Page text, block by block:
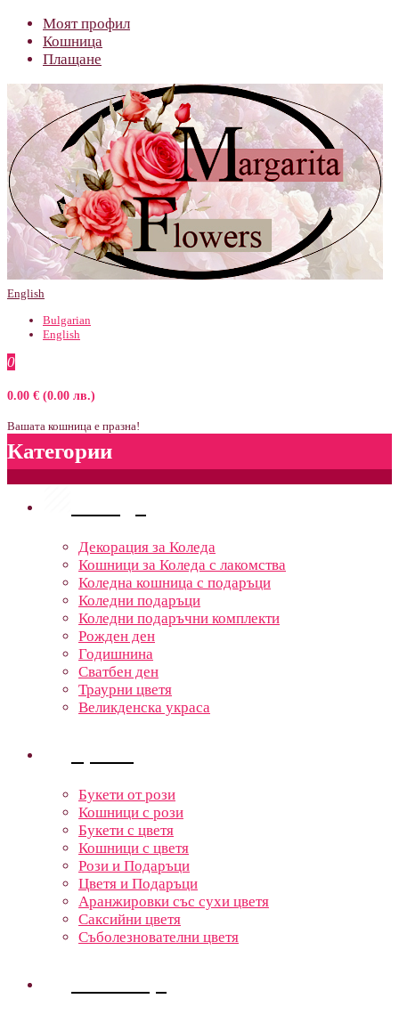
Моят профил
Кошница
Плащане
English
Bulgarian
English
0
0.00 € (0.00 лв.)
Вашата кошница е празна!
Категории
Декорация за Коледа
Кошници за Коледа с лакомства
Коледна кошница с подаръци
Коледни подаръци
Коледни подаръчни комплекти
Рожден ден
Годишнина
Сватбен ден
Траурни цветя
Великденска украса
Букети от рози
Кошници с рози
Букети с цветя
Кошници с цветя
Рози и Подаръци
Цветя и Подаръци
Аранжировки със сухи цветя
Саксийни цветя
Съболезнователни цветя